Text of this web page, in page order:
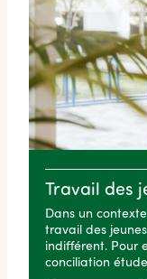
Travail des
Dans un
travail des
indifférent. Pour
conciliation